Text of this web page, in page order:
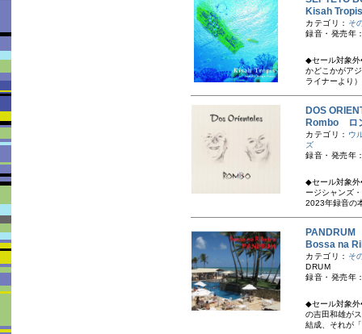
Kisah
カテゴリ： そ
録音・発売年
◆セール対象
かどこかがア
ライナーより
DOS
Rombo ロ
カテゴリ： ウ
ズ
録音・発売
◆セール対象外
ージシャンズ
2023年録音の
PANDRUM
Bossa na
カテゴリ： そ
DRUM
録音・発売年
◆セール対象外
の吉田和雄が
結成、それが